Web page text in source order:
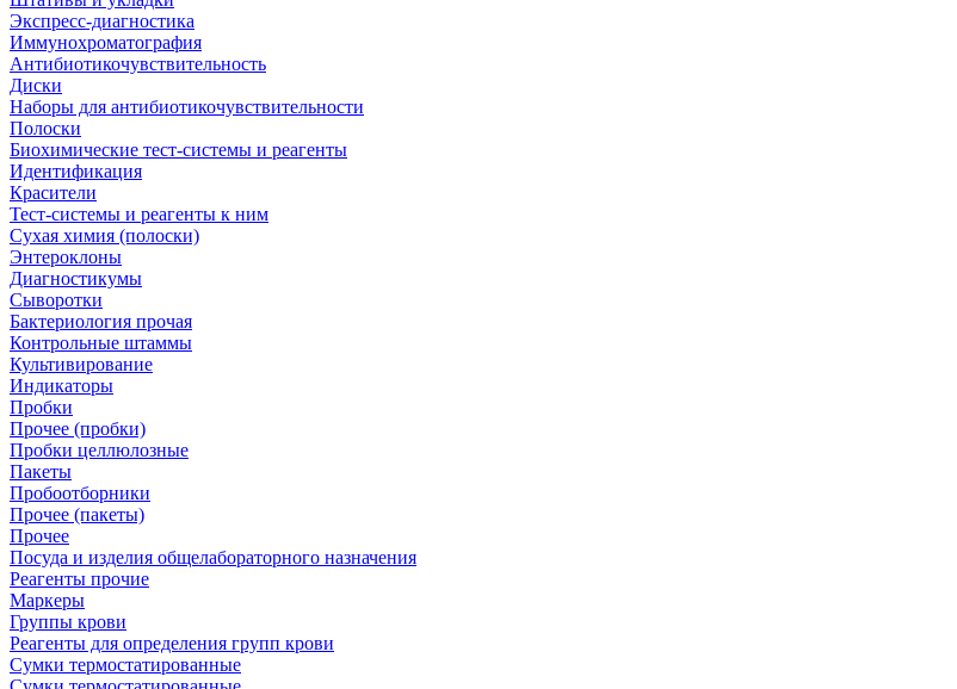
Экспресс-диагностика
Иммунохроматография
Антибиотикочувствительность
Диски
Наборы для антибиотикочувствительности
Полоски
Биохимические тест-системы и реагенты
Идентификация
Красители
Тест-системы и реагенты к ним
Сухая химия (полоски)
Энтероклоны
Диагностикумы
Сыворотки
Бактериология прочая
Контрольные штаммы
Культивирование
Индикаторы
Пробки
Прочее (пробки)
Пробки целлюлозные
Пакеты
Пробоотборники
Прочее (пакеты)
Прочее
Посуда и изделия общелабораторного назначения
Реагенты прочие
Маркеры
Группы крови
Реагенты для определения групп крови
Сумки термостатированные